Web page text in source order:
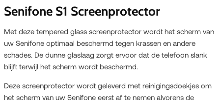
Senifone S1 Screenprotector
Met deze tempered glass screenprotector wordt het scherm van
uw Senifone optimaal beschermd tegen krassen en andere
schades. De dunne glaslaag zorgt ervoor dat de telefoon slank
blijft terwijl het scherm wordt beschermd.
Deze screenprotector wordt geleverd met reinigingsdoekjes om
het scherm van uw Senifone eerst af te nemen alvorens de